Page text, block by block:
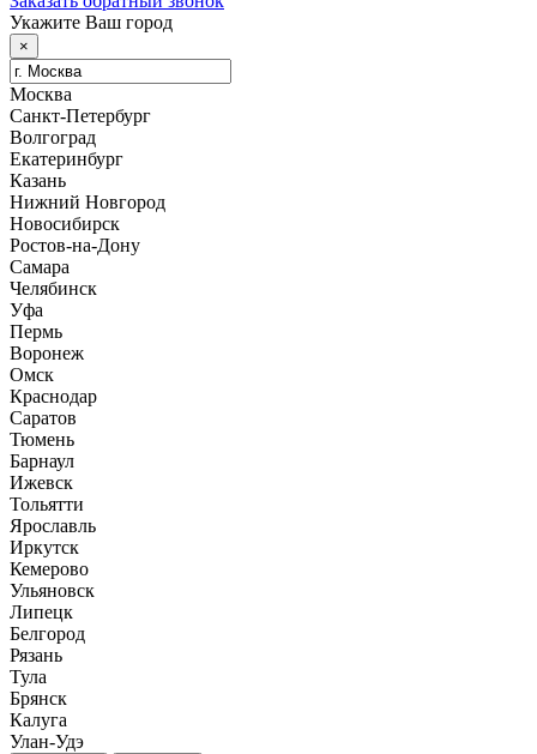
Укажите Ваш город
×
Москва
Санкт-Петербург
Волгоград
Екатеринбург
Казань
Нижний Новгород
Новосибирск
Ростов-на-Дону
Самара
Челябинск
Уфа
Пермь
Воронеж
Омск
Краснодар
Саратов
Тюмень
Барнаул
Ижевск
Тольятти
Ярославль
Иркутск
Кемерово
Ульяновск
Липецк
Белгород
Рязань
Тула
Брянск
Калуга
Улан-Удэ